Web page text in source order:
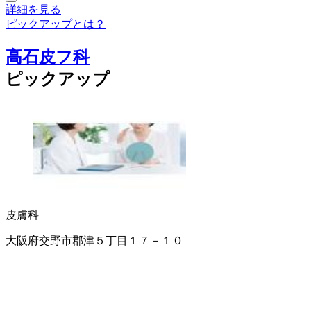
詳細を見る
ピックアップとは？
高石皮フ科
ピックアップ
皮膚科
大阪府交野市郡津５丁目１７－１０